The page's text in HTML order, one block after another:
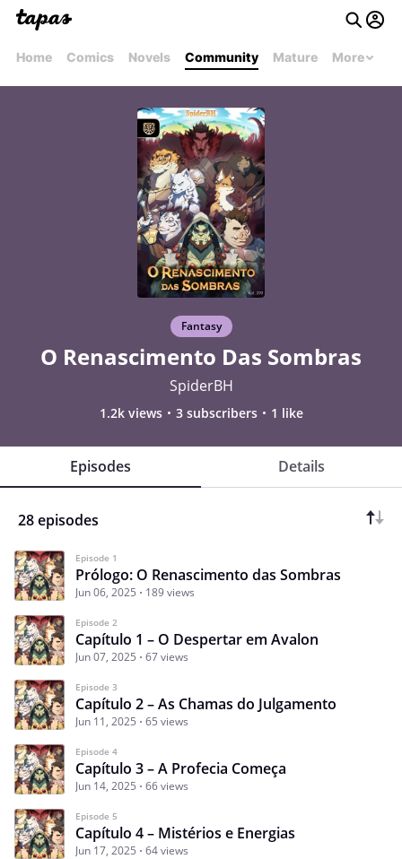
Home Comics Novels Community Mature More
Fantasy
O Renascimento Das Sombras
SpiderBH
1.2k views 3 subscribers 1 like
Episodes Details
28 episodes
Episode 1
Prólogo: O Renascimento das Sombras
Jun 06, 2025 189 views
Episode 2
Capítulo 1 – O Despertar em Avalon
Jun 07, 2025 67 views
Episode 3
Capítulo 2 – As Chamas do Julgamento
Jun 11, 2025 65 views
Episode 4
Capítulo 3 – A Profecia Começa
Jun 14, 2025 66 views
Episode 5
Capítulo 4 – Mistérios e Energias
Jun 17, 2025 64 views